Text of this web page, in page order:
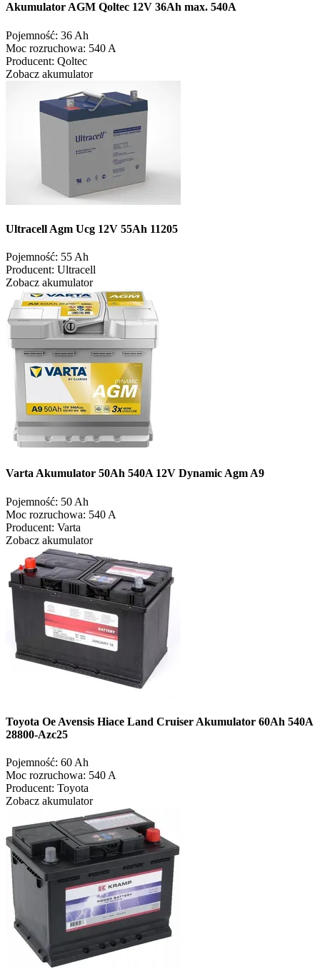
Akumulator AGM Qoltec 12V 36Ah max. 540A
Pojemność: 36 Ah
Moc rozruchowa: 540 A
Producent: Qoltec
Zobacz akumulator
Ultracell Agm Ucg 12V 55Ah 11205
Pojemność: 55 Ah
Producent: Ultracell
Zobacz akumulator
Varta Akumulator 50Ah 540A 12V Dynamic Agm A9
Pojemność: 50 Ah
Moc rozruchowa: 540 A
Producent: Varta
Zobacz akumulator
Toyota Oe Avensis Hiace Land Cruiser Akumulator 60Ah 540A
28800-Azc25
Pojemność: 60 Ah
Moc rozruchowa: 540 A
Producent: Toyota
Zobacz akumulator